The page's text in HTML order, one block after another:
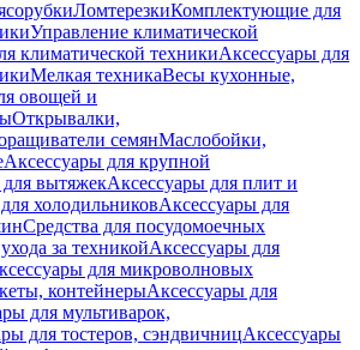
ЛомтерезкиКомплектующие для
Управление климатической
климатической техникиАксессуары для
Мелкая техникаВесы кухонные,
овощей и
Открывалки,
семянМаслобойки,
Аксессуары для крупной
вытяжекАксессуары для плит и
холодильниковАксессуары для
Средства для посудомоечных
за техникойАксессуары для
для микроволновых
контейнерыАксессуары для
для мультиварок,
для тостеров, сэндвичницАксессуары